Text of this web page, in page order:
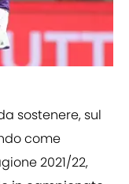
sostenere, sul
come
2021/22,